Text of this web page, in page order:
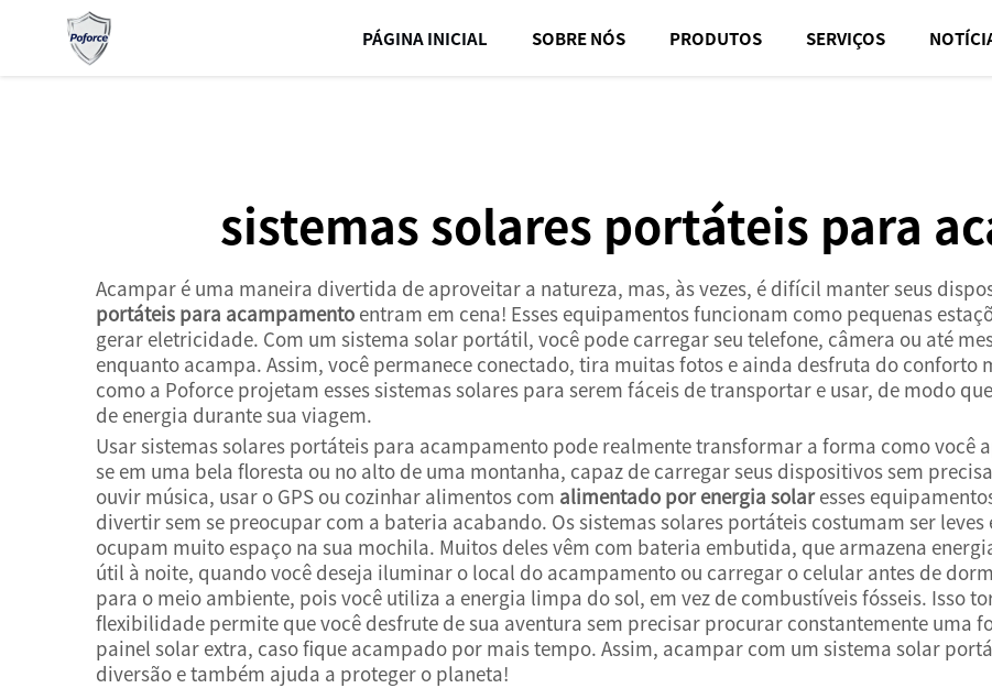
sistemas solares portáteis para acampamento
PÁGINA INICIAL SOBRE NÓS PRODUTOS SERVIÇOS
sistemas solares portáteis para
Acampar é uma maneira divertida de aproveitar a natureza, mas, às vezes, é difícil manter seus
portáteis para acampamento entram em cena! Esses equipamentos funcionam como pequenas
gerar eletricidade. Com um sistema solar portátil, você pode carregar seu telefone, câmera ou até
enquanto acampa. Assim, você permanece conectado, tira muitas fotos e ainda desfruta do conforto
como a Poforce projetam esses sistemas solares para serem fáceis de transportar e usar, de modo
de energia durante sua viagem.
Usar sistemas solares portáteis para acampamento pode realmente transformar a forma como você
se em uma bela floresta ou no alto de uma montanha, capaz de carregar seus dispositivos sem
ouvir música, usar o GPS ou cozinhar alimentos com alimentado por energia solaresses
divertir sem se preocupar com a bateria acabando. Os sistemas solares portáteis costumam ser
ocupam muito espaço na sua mochila. Muitos deles vêm com bateria embutida, que armazena
útil à noite, quando você deseja iluminar o local do acampamento ou carregar o celular antes de
para o meio ambiente, pois você utiliza a energia limpa do sol, em vez de combustíveis fósseis. Isso
flexibilidade permite que você desfrute de sua aventura sem precisar procurar constantemente uma
painel solar extra, caso fique acampado por mais tempo. Assim, acampar com um sistema solar
diversão e também ajuda a proteger o planeta!